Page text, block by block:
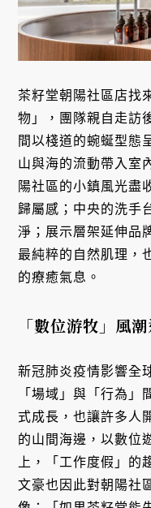
茶籽堂朝陽社區店找
物」，團隊親自走訪
間以棧道的蜿蜒型態
山與海的流動帶入室
陽社區的小鎮風光盡
歸屬感；中央的洗手
淨；展示層架延伸品
最純粹的自然肌理，
的療癒氣息。
「數位游牧」風
新冠肺炎疫情影響全
「場域」與「行為
式成長，也讓許多人
的山間海邊，以數位
上，「工作度假」的
文豪也因此對朝陽社